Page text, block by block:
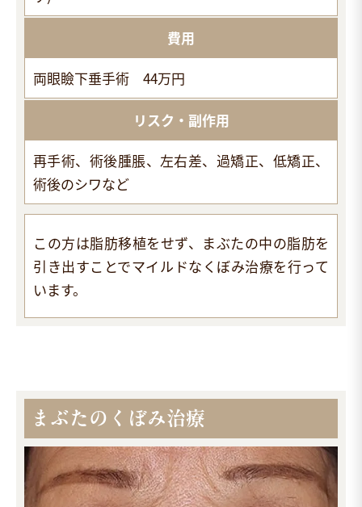
費用
両眼瞼下垂手術 44万円
リスク・副作用
再手術、術後腫脹、左右差、過矯正、低矯正、
術後のシワなど
この方は脂肪移植をせず、まぶたの中の脂肪を
引き出すことでマイルドなくぼみ治療を行って
います。
まぶたのくぼみ治療